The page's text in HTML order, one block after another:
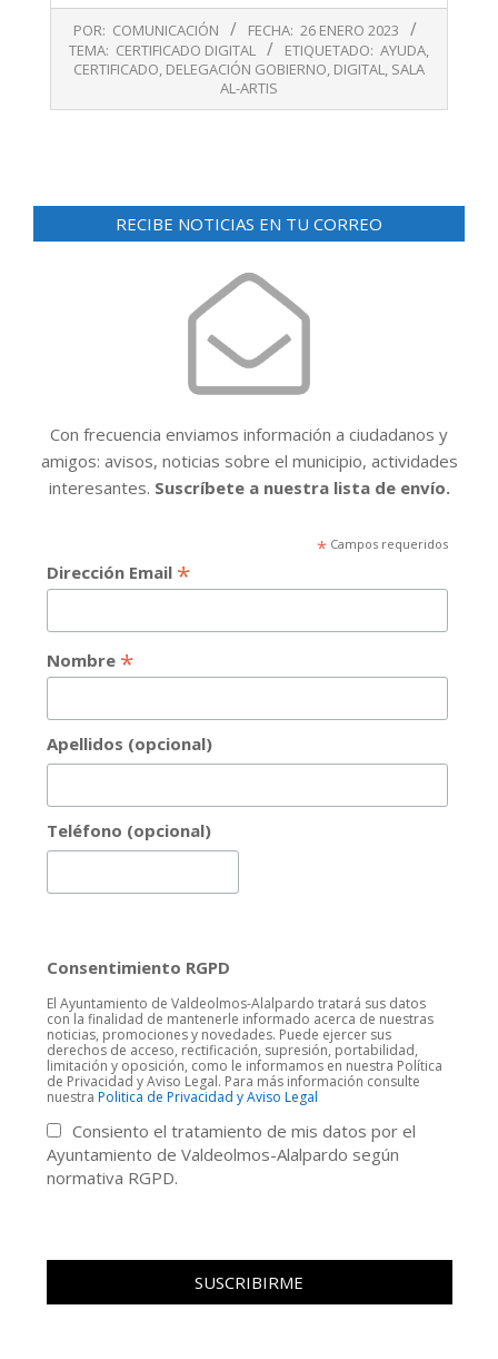
01-
POR: COMUNICACIÓN FECHA: 26 ENERO 2023
TEMA: CERTIFICADO DIGITAL ETIQUETADO: AYUDA,
CERTIFICADO, DELEGACIÓN GOBIERNO, DIGITAL, SALA
AL-ARTIS
RECIBE NOTICIAS EN TU CORREO
Con frecuencia enviamos información a ciudadanos y
amigos: avisos, noticias sobre el municipio, actividades
interesantes. Suscríbete a nuestra lista de envío.
*Campos requeridos
Dirección Email *
Nombre *
Apellidos (opcional)
Teléfono (opcional)
Consentimiento RGPD
El Ayuntamiento de Valdeolmos-Alalpardo tratará sus datos
con la finalidad de mantenerle informado acerca de nuestras
noticias, promociones y novedades. Puede ejercer sus
derechos de acceso, rectificación, supresión, portabilidad,
limitación y oposición, como le informamos en nuestra Política
de Privacidad y Aviso Legal. Para más información consulte
nuestra Politica de Privacidad y Aviso Legal
Consiento el tratamiento de mis datos por el
Ayuntamiento de Valdeolmos-Alalpardo según
normativa RGPD.